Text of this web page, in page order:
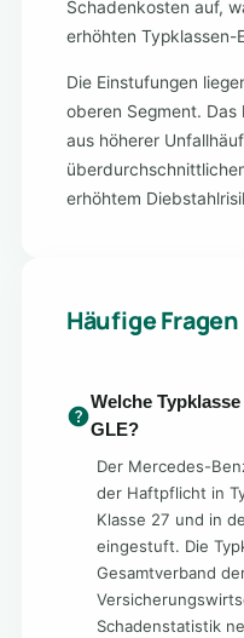
Schadenkosten auf,
erhöhten Typklassen-
Die Einstufungen
oberen Segment. Das
aus höherer
erhöhtem
Häufige Fragen
Welche
GLE?
Der Mercedes-
der Haftpflicht in
Klasse 27 und in
eingestuft. Die
Gesamtverband
Schadenstatistik